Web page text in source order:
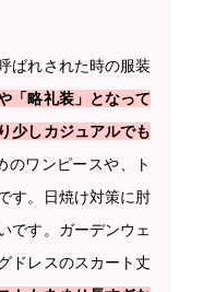
ばれされた時の服装
「略礼装」となって
少しカジュアルでも
のワンピースや、ト
す。日焼け対策に肘
です。ガーデンウェ
ドレスのスカート丈